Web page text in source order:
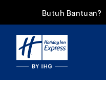
Butuh Bantuan?